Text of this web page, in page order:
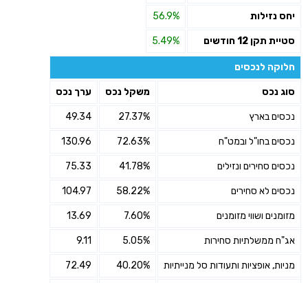
יחס נזילות 56.9%
סטיית תקן 12 חודשים 5.49%
חלוקה לנכסים
סוג נכס משקל נכס ערך נכס
נכסים בארץ 27.37%
49.34
נכסים בחו"ל ובמט"ח 72.63%
130.96
נכסים סחירים ונזילים 41.78%
75.33
נכסים לא סחירים 58.22%
104.97
מזומנים ושווי מזומנים 7.60%
13.69
אג"ח ממשלתיות סחירות 5.05%
9.11
מניות, אופציות ותעודות סל מנייתיות 40.20%
72.49